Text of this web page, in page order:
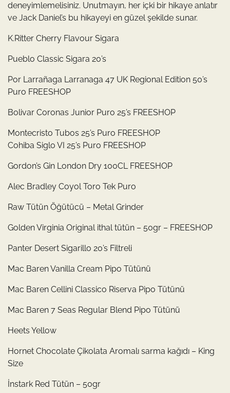
deneyimlemelisiniz. Unutmayın, her içki bir hikaye anlatır
ve Jack Daniel’s bu hikayeyi en güzel şekilde sunar.
K.Ritter Cherry Flavour Sigara
Pueblo Classic Sigara 20’s
Por Larrañaga Larranaga 47 UK Regional Edition 50’s
Puro FREESHOP
Bolivar Coronas Junior Puro 25’s FREESHOP
Montecristo Tubos 25’s Puro FREESHOP
Cohiba Siglo VI 25’s Puro FREESHOP
Gordon’s Gin London Dry 100CL FREESHOP
Alec Bradley Coyol Toro Tek Puro
Raw Tütün Öğütücü – Metal Grinder
Golden Virginia Original ithal tütün – 50gr – FREESHOP
Panter Desert Sigarillo 20’s Filtreli
Mac Baren Vanilla Cream Pipo Tütünü
Mac Baren Cellini Classico Riserva Pipo Tütünü
Mac Baren 7 Seas Regular Blend Pipo Tütünü
Heets Yellow
Hornet Chocolate Çikolata Aromalı sarma kağıdı – King
Size
İnstark Red Tütün – 50gr